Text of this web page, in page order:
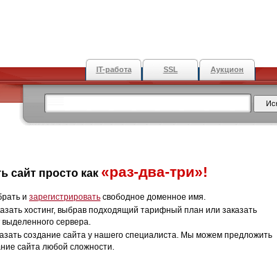
IT-работа SSL Аукцион
сайт просто как «раз-два-три»!
и зарегистрировать свободное доменное имя.
хостинг, выбрав подходящий тарифный план или заказать
выделенного сервера.
создание сайта у нашего специалиста. Мы можем предложить
сайта любой сложности.